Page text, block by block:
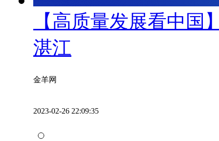
【高质量发展看中国
湛江
金羊网
2023-02-26 22:09:35